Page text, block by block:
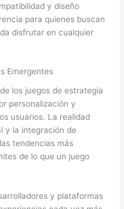
y diseño
para quienes buscan
disfrutar en cualquier
Emergentes
los juegos de estrategia
personalización y
usuarios. La realidad
y la integración de
tendencias más
de lo que un juego
y plataformas